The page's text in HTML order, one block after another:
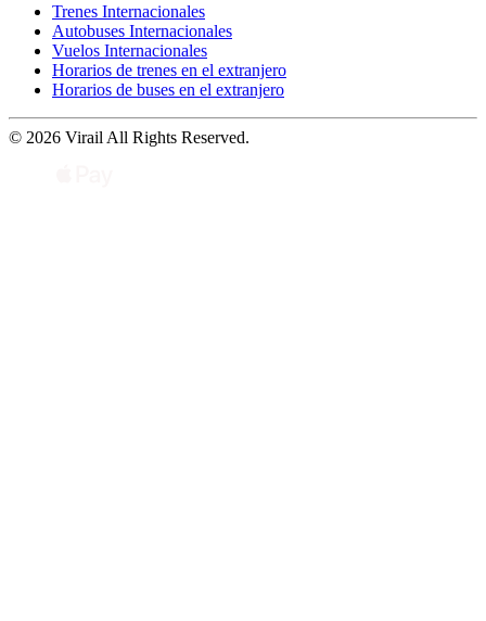
Trenes Internacionales
Autobuses Internacionales
Vuelos Internacionales
Horarios de trenes en el extranjero
Horarios de buses en el extranjero
© 2026 Virail All Rights Reserved.